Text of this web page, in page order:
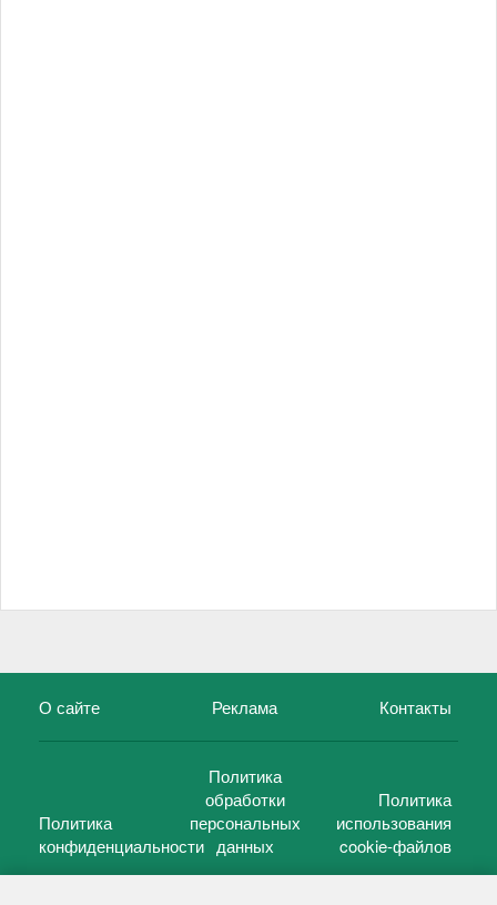
О сайте Реклама Контакты
Политика
конфиденциальности
Политика
обработки
персональных
данных
Политика
использования
cookie-файлов